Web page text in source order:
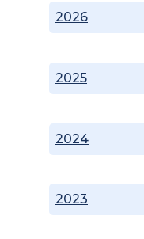
2023
2024
2025
2026